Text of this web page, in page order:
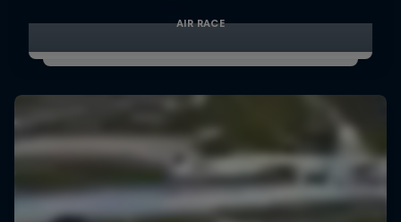
AIR RACE